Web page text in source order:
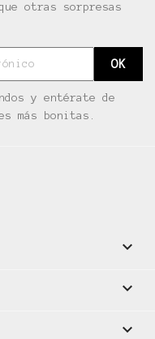
otras sorpresas
y entérate de
más bonitas.


